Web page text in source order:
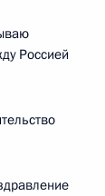
Россией